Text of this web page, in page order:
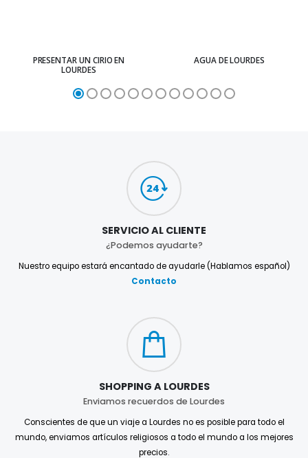
PRESENTAR UN CIRIO EN
LOURDES
AGUA DE LOURDES
SERVICIO AL CLIENTE
¿Podemos ayudarte?
Nuestro equipo estará encantado de ayudarle (Hablamos español)
Contacto
SHOPPING A LOURDES
Enviamos recuerdos de Lourdes
Conscientes de que un viaje a Lourdes no es posible para todo el
mundo, enviamos artículos religiosos a todo el mundo a los mejores
precios.